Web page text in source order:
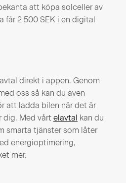
att köpa solceller av
får 2 500 SEK i en digital
direkt i appen. Genom
oss så kan du även
att ladda bilen när det är
dig. Med vårt elavtal kan du
smarta tjänster som låter
energioptimering,
mer.